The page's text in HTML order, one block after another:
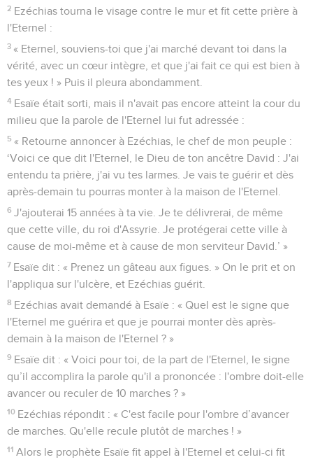
2 Ezéchias tourna le visage contre le mur et fit cette prière à
l'Eternel :
3 « Eternel, souviens-toi que j'ai marché devant toi dans la
vérité, avec un cœur intègre, et que j'ai fait ce qui est bien à
tes yeux ! » Puis il pleura abondamment.
4 Esaïe était sorti, mais il n'avait pas encore atteint la cour du
milieu que la parole de l'Eternel lui fut adressée :
5 « Retourne annoncer à Ezéchias, le chef de mon peuple :
‘Voici ce que dit l'Eternel, le Dieu de ton ancêtre David : J'ai
entendu ta prière, j'ai vu tes larmes. Je vais te guérir et dès
après-demain tu pourras monter à la maison de l'Eternel.
6 J'ajouterai 15 années à ta vie. Je te délivrerai, de même
que cette ville, du roi d'Assyrie. Je protégerai cette ville à
cause de moi-même et à cause de mon serviteur David.’ »
7 Esaïe dit : « Prenez un gâteau aux figues. » On le prit et on
l'appliqua sur l'ulcère, et Ezéchias guérit.
8 Ezéchias avait demandé à Esaïe : « Quel est le signe que
l'Eternel me guérira et que je pourrai monter dès après-
demain à la maison de l'Eternel ? »
9 Esaïe dit : « Voici pour toi, de la part de l'Eternel, le signe
qu’il accomplira la parole qu'il a prononcée : l'ombre doit-elle
avancer ou reculer de 10 marches ? »
10 Ezéchias répondit : « C'est facile pour l'ombre d’avancer
de marches. Qu'elle recule plutôt de marches ! »
11 Alors le prophète Esaïe fit appel à l'Eternel et celui-ci fit